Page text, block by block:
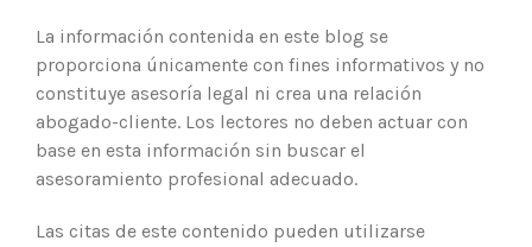
La información contenida en este blog se
proporciona únicamente con fines informativos y no
constituye asesoría legal ni crea una relación
abogado-cliente. Los lectores no deben actuar con
base en esta información sin buscar el
asesoramiento profesional adecuado.
Las citas de este contenido pueden utilizarse